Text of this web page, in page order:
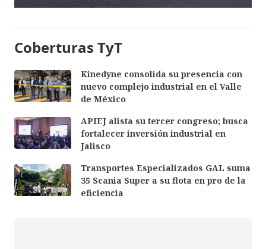
Coberturas TyT
Kinedyne consolida su presencia con
nuevo complejo industrial en el Valle
de México
APIEJ alista su tercer congreso; busca
fortalecer inversión industrial en
Jalisco
Transportes Especializados GAL suma
35 Scania Super a su flota en pro de la
eficiencia